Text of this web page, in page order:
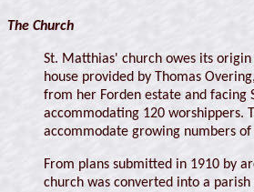
The Church
St. Matthias' church owes its
house provided by Thomas
from her Forden estate and facing
accommodating 120 worshippers.
accommodate growing numbers of
From plans submitted in 1910 by
church was converted into a parish